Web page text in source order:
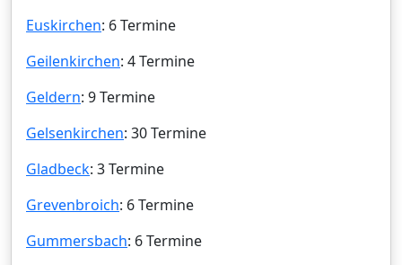
Euskirchen: 6 Termine
Geilenkirchen: 4 Termine
Geldern: 9 Termine
Gelsenkirchen: 30 Termine
Gladbeck: 3 Termine
Grevenbroich: 6 Termine
Gummersbach: 6 Termine